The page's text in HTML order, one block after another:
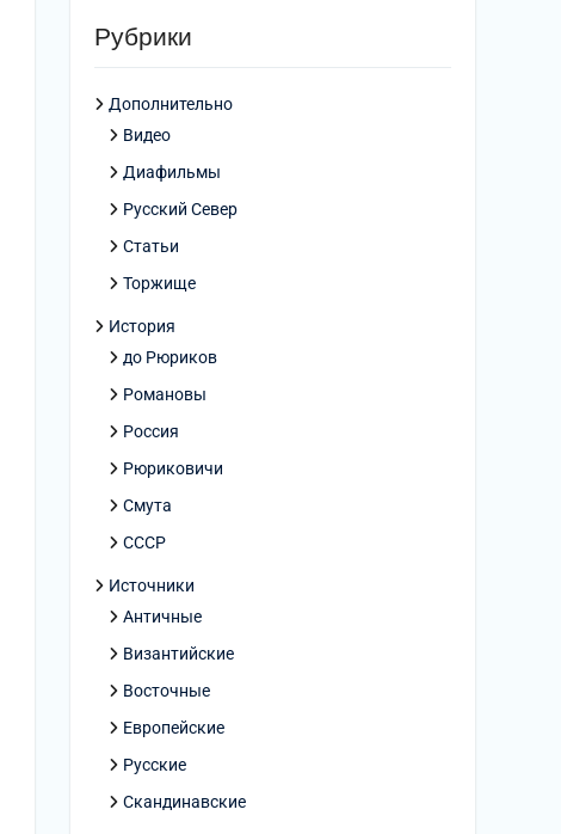
Рубрики
Дополнительно
Видео
Диафильмы
Русский Север
Статьи
Торжище
История
до Рюриков
Романовы
Россия
Рюриковичи
Смута
СССР
Источники
Античные
Византийские
Восточные
Европейские
Русские
Скандинавские